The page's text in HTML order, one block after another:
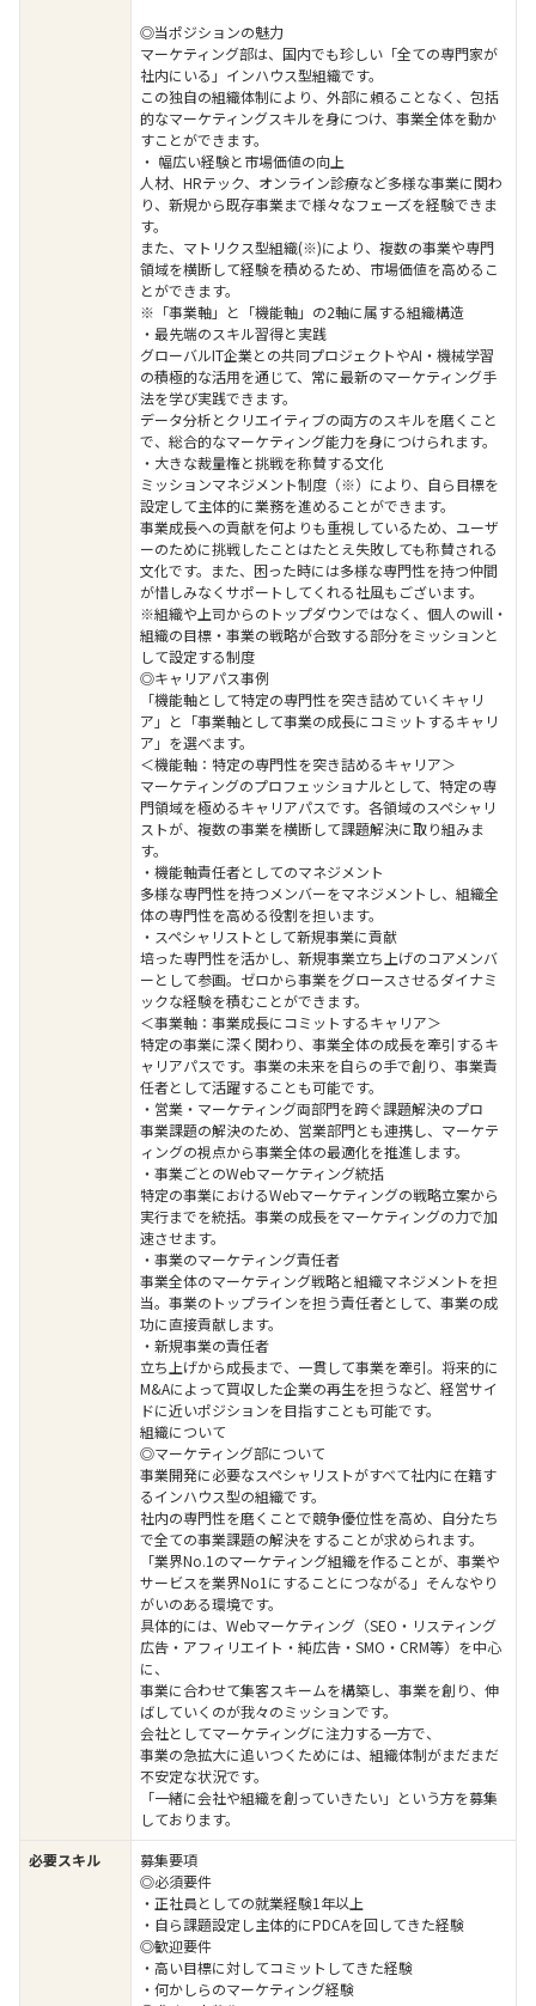
◎当ポジションの魅力
マーケティング部は、国内でも珍しい「全ての専門家が
社内にいる」インハウス型組織です。
この独自の組織体制により、外部に頼ることなく、包括
的なマーケティングスキルを身につけ、事業全体を動か
すことができます。
・ 幅広い経験と市場価値の向上
人材、HRテック、オンライン診療など多様な事業に関わ
り、新規から既存事業まで様々なフェーズを経験できま
す。
また、マトリクス型組織(※)により、複数の事業や専門
領域を横断して経験を積めるため、市場価値を高めるこ
とができます。
※「事業軸」と「機能軸」の2軸に属する組織構造
・最先端のスキル習得と実践
グローバルIT企業との共同プロジェクトやAI・機械学習
の積極的な活用を通じて、常に最新のマーケティング手
法を学び実践できます。
データ分析とクリエイティブの両方のスキルを磨くこと
で、総合的なマーケティング能力を身につけられます。
・大きな裁量権と挑戦を称賛する文化
ミッションマネジメント制度（※）により、自ら目標を
設定して主体的に業務を進めることができます。
事業成長への貢献を何よりも重視しているため、ユーザ
ーのために挑戦したことはたとえ失敗しても称賛される
文化です。また、困った時には多様な専門性を持つ仲間
が惜しみなくサポートしてくれる社風もございます。
※組織や上司からのトップダウンではなく、個人のwill・
組織の目標・事業の戦略が合致する部分をミッションと
して設定する制度
◎キャリアパス事例
「機能軸として特定の専門性を突き詰めていくキャリ
ア」と「事業軸として事業の成長にコミットするキャリ
ア」を選べます。
＜機能軸：特定の専門性を突き詰めるキャリア＞
マーケティングのプロフェッショナルとして、特定の専
門領域を極めるキャリアパスです。各領域のスペシャリ
ストが、複数の事業を横断して課題解決に取り組みま
す。
・機能軸責任者としてのマネジメント
多様な専門性を持つメンバーをマネジメントし、組織全
体の専門性を高める役割を担います。
・スペシャリストとして新規事業に貢献
培った専門性を活かし、新規事業立ち上げのコアメンバ
ーとして参画。ゼロから事業をグロースさせるダイナミ
ックな経験を積むことができます。
＜事業軸：事業成長にコミットするキャリア＞
特定の事業に深く関わり、事業全体の成長を牽引するキ
ャリアパスです。事業の未来を自らの手で創り、事業責
任者として活躍することも可能です。
・営業・マーケティング両部門を跨ぐ課題解決のプロ
事業課題の解決のため、営業部門とも連携し、マーケテ
ィングの視点から事業全体の最適化を推進します。
・事業ごとのWebマーケティング統括
特定の事業におけるWebマーケティングの戦略立案から
実行までを統括。事業の成長をマーケティングの力で加
速させます。
・事業のマーケティング責任者
事業全体のマーケティング戦略と組織マネジメントを担
当。事業のトップラインを担う責任者として、事業の成
功に直接貢献します。
・新規事業の責任者
立ち上げから成長まで、一貫して事業を牽引。将来的に
M&Aによって買収した企業の再生を担うなど、経営サイ
ドに近いポジションを目指すことも可能です。
組織について
◎マーケティング部について
事業開発に必要なスペシャリストがすべて社内に在籍す
るインハウス型の組織です。
社内の専門性を磨くことで競争優位性を高め、自分たち
で全ての事業課題の解決をすることが求められます。
「業界No.1のマーケティング組織を作ることが、事業や
サービスを業界No1にすることにつながる」そんなやり
がいのある環境です。
具体的には、Webマーケティング（SEO・リスティング
広告・アフィリエイト・純広告・SMO・CRM等）を中心
に、
事業に合わせて集客スキームを構築し、事業を創り、伸
ばしていくのが我々のミッションです。
会社としてマーケティングに注力する一方で、
事業の急拡大に追いつくためには、組織体制がまだまだ
不安定な状況です。
「一緒に会社や組織を創っていきたい」という方を募集
しております。
必要スキル
募集要項
◎必須要件
・正社員としての就業経験1年以上
・自ら課題設定し主体的にPDCAを回してきた経験
◎歓迎要件
・高い目標に対してコミットしてきた経験
・何かしらのマーケティング経験